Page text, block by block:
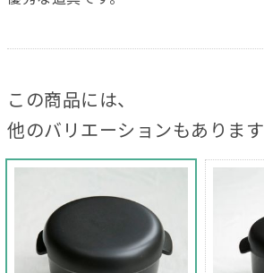
この商品には、
他のバリエーションもあります